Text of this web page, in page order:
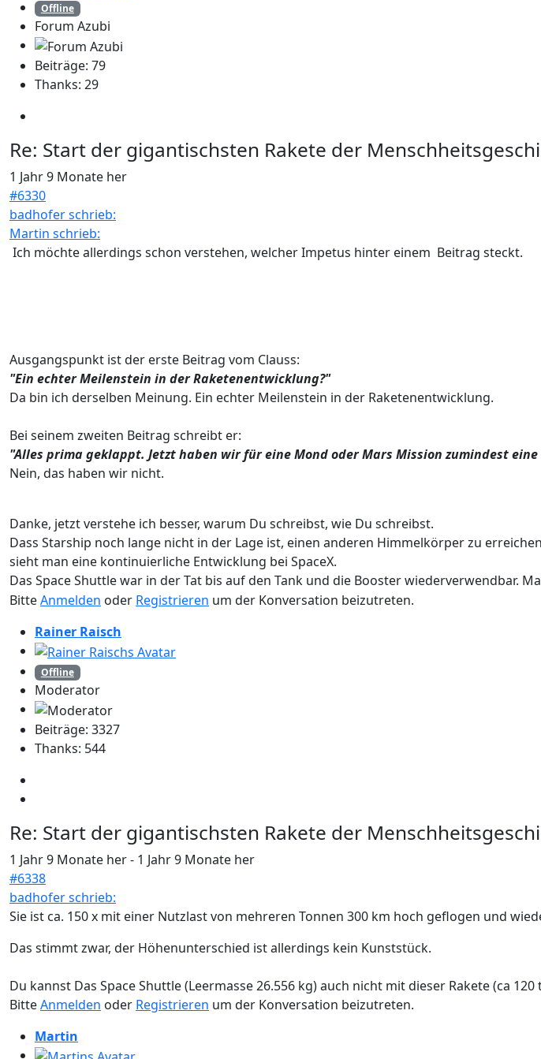
Offline
Forum Azubi
Beiträge: 79
Thanks: 29
Re: Start der gigantischsten Rakete der
1 Jahr 9 Monate her
#6330
badhofer schrieb:
Martin schrieb:
Ich möchte allerdings schon verstehen, welcher Impetus hinter einem Beitrag steckt.
Ausgangspunkt ist der erste Beitrag vom Clauss:
"Ein echter Meilenstein in der Raketenentwicklung?"
Da bin ich derselben Meinung. Ein echter Meilenstein in der Raketenentwicklung.
Bei seinem zweiten Beitrag schreibt er:
"Alles prima geklappt. Jetzt haben wir für eine Mond oder Mars Mission zumindest
Nein, das haben wir nicht.
Danke, jetzt verstehe ich besser, warum Du schreibst, wie Du schreibst.
Dass Starship noch lange nicht in der Lage ist, einen anderen Himmelkörper zu
sieht man eine kontinuierliche Entwicklung bei SpaceX.
Das Space Shuttle war in der Tat bis auf den Tank und die Booster wiederverwendbar.
BitteAnmelden oder Registrieren um der Konversation beizutreten.
Rainer Raisch
Offline
Moderator
Beiträge: 3327
Thanks: 544
Re: Start der gigantischsten Rakete der
1 Jahr 9 Monate her- 1 Jahr 9 Monate her
#6338
badhofer schrieb:
Sie ist ca. 150 x mit einer Nutzlast von mehreren Tonnen 300 km hoch geflogen und
Das stimmt zwar, der Höhenunterschied ist allerdings kein Kunststück.
Du kannst Das Space Shuttle (Leermasse 26.556 kg) auch nicht mit dieser Rakete (ca
BitteAnmelden oder Registrieren um der Konversation beizutreten.
Martin